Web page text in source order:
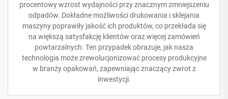
procentowy wzrost wydajności przy znacznym zmniejszeniu
odpadów. Dokładne możliwości drukowania i sklejania
maszyny poprawiły jakość ich produktów, co przekłada się
na większą satysfakcję klientów oraz więcej zamówień
powtarzalnych. Ten przypadek obrazuje, jak nasza
technologia może zrewolucjonizować procesy produkcyjne
w branży opakowań, zapewniając znaczący zwrot z
inwestycji.